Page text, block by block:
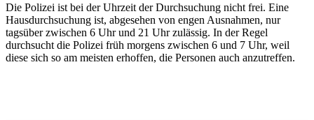
Die Polizei ist bei der Uhrzeit der Durchsuchung nicht frei. Eine
Hausdurchsuchung ist, abgesehen von engen Ausnahmen, nur
tagsüber zwischen 6 Uhr und 21 Uhr zulässig. In der Regel
durchsucht die Polizei früh morgens zwischen 6 und 7 Uhr, weil
diese sich so am meisten erhoffen, die Personen auch anzutreffen.